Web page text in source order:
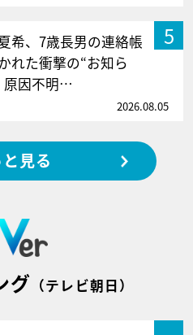
5
希、7歳長男の連絡帳
れた衝撃の“お知ら
因不明…
2026.08.05
見る
グ （テレビ朝日）